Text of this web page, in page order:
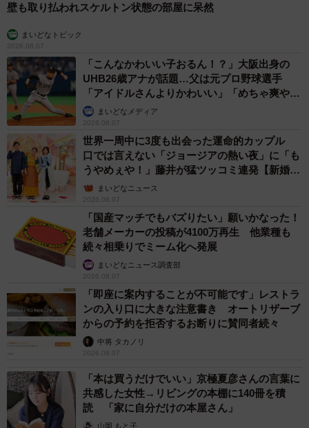
壁も取り払われスケルトン状態の部屋に呆然
まいどなトピック
2026.08.07
「こんなかわいい子おるん！？」大阪出身の
UHB26歳アナが話題…父は元プロ野球選手
「アイドルさんよりかわいい」「めちゃ爽や
か」まいどなメディア
2026.08.07
世界一周中に3度も出会った運命的カップル
口では言えない「ジョージアの熱い夜」に「も
うやめぇや！」藤井が猛ツッコミ連発【新婚さ
ん】まいどなニュース
2026.08.07
「国産マッチでもバズりたい」願いかなった！
老舗メーカーの投稿が4100万再生 他業種も
続々相乗りでミーム化へ発展
まいどなニュース調査部
2026.08.07
「即座に案内することが不可能です」レストラ
ンの入り口に大きな注意書き オートリザーブ
からの予約を拒否するお断りに賛同者続々
中将 タカノリ
2026.08.07
「本は買うだけでいい」京極夏彦さんの言葉に
共感した女性→リビングの本棚に140冊を積
読 「家に自分だけの本屋さん」
山岡 もと子